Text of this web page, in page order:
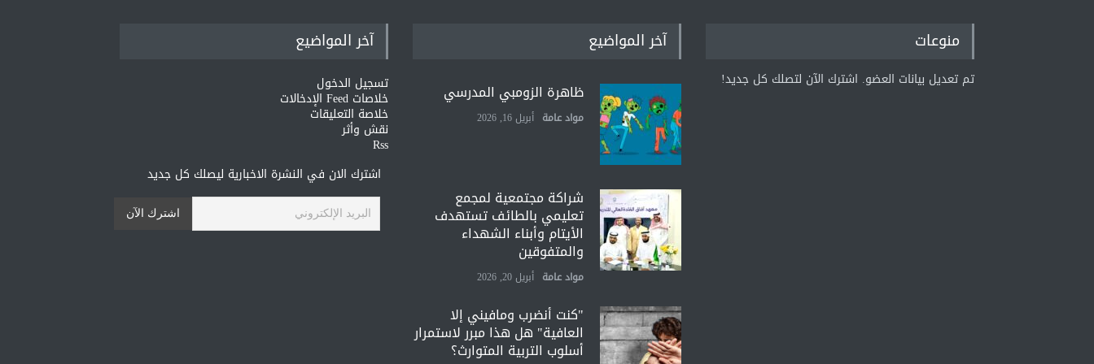
منوعات
تم تعديل بيانات العضو. اشترك الآن لتصلك كل جديد!
آخر المواضيع
ظاهرة الزومبي المدرسي
مواد عامة أبريل 16, 2026
شراكة مجتمعية لمجمع
تعليمي بالطائف تستهدف
الأيتام وأبناء الشهداء
والمتفوقين
مواد عامة أبريل 20, 2026
"كنت أنضرب ومافيني إلا
العافية" هل هذا مبرر لاستمرار
أسلوب التربية المتوارث؟
آخر المواضيع
تسجيل الدخول
خلاصات Feed الإدخالات
خلاصة التعليقات
نقش وأثر
Rss
اشترك الان في النشرة الاخبارية ليصلك كل جديد